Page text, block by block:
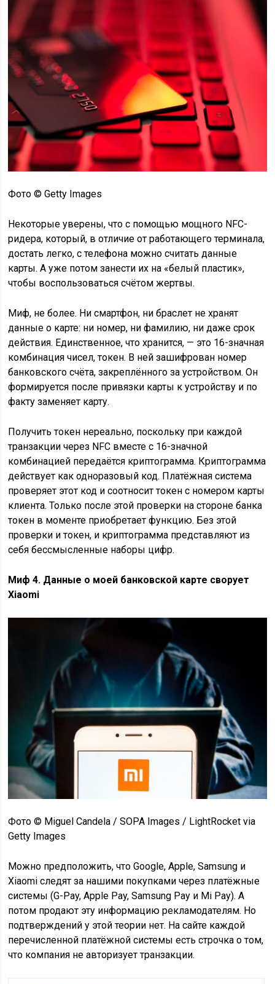
Фото © Getty Images
Некоторые уверены, что с помощью мощного NFC-
ридера, который, в отличие от работающего терминала,
достать легко, с телефона можно считать данные
карты. А уже потом занести их на «белый пластик»,
чтобы воспользоваться счётом жертвы.
Миф, не более. Ни смартфон, ни браслет не хранят
данные о карте: ни номер, ни фамилию, ни даже срок
действия. Единственное, что хранится, — это 16-значная
комбинация чисел, токен. В ней зашифрован номер
банковского счёта, закреплённого за устройством. Он
формируется после привязки карты к устройству и по
факту заменяет карту.
Получить токен нереально, поскольку при каждой
транзакции через NFC вместе с 16-значной
комбинацией передаётся криптограмма. Криптограмма
действует как одноразовый код. Платёжная система
проверяет этот код и соотносит токен с номером карты
клиента. Только после этой проверки на стороне банка
токен в моменте приобретает функцию. Без этой
проверки и токен, и криптограмма представляют из
себя бессмысленные наборы цифр.
Миф 4. Данные о моей банковской карте сворует
Xiaomi
Фото © Miguel Candela / SOPA Images / LightRocket via
Getty Images
Можно предположить, что Google, Apple, Samsung и
Xiaomi следят за нашими покупками через платёжные
системы (G-Pay, Apple Pay, Samsung Pay и Mi Pay). А
потом продают эту информацию рекламодателям. Но
подтверждений у этой теории нет. На сайте каждой
перечисленной платёжной системы есть строчка о том,
что компания не авторизует транзакции.